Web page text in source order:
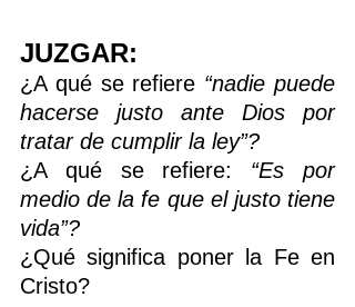
JUZGAR:
¿A qué se refiere “nadie puede
hacerse justo ante Dios por
tratar de cumplir la ley”?
¿A qué se refiere: “Es por
medio de la fe que el justo tiene
vida”?
¿Qué significa poner la Fe en
Cristo?